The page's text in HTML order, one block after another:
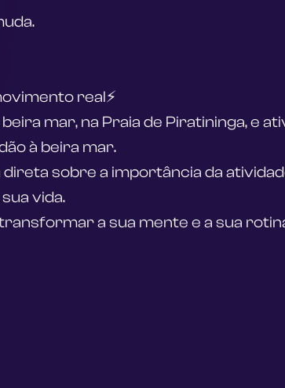
real⚡
mar, na Praia de Piratininga, e
à beira mar.
sobre a importância da
vida.
a sua mente e a sua